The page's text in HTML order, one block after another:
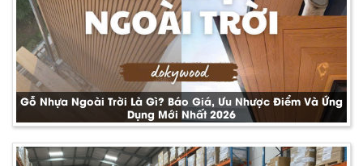
Gỗ Nhựa Ngoài Trời Là Gì? Báo Giá, Ưu Nhược Điểm Và Ứng
Dụng Mới Nhất 2026